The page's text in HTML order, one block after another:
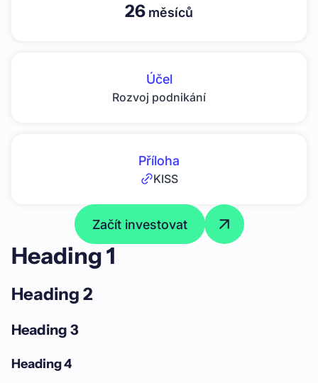
26 měsíců
Účel
Rozvoj podnikání
Příloha
KISS
Začít investovat
Heading 1
Heading 2
Heading 3
Heading 4